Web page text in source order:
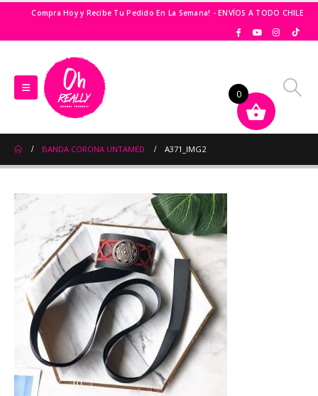
Compra Hoy y Recibe Tu Pedido En La Semana! - ENVÍOS A TODO CHILE
BANDA CORONA UNTAMED A371_IMG2
0